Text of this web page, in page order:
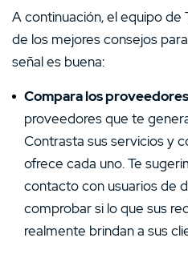
A continuación, el equipo
de los mejores consejos
señal es buena:
Compara los
proveedores que te
Contrasta sus servicios y
ofrece cada uno. Te
contacto con usuarios de
comprobar si lo que sus
realmente brindan a sus